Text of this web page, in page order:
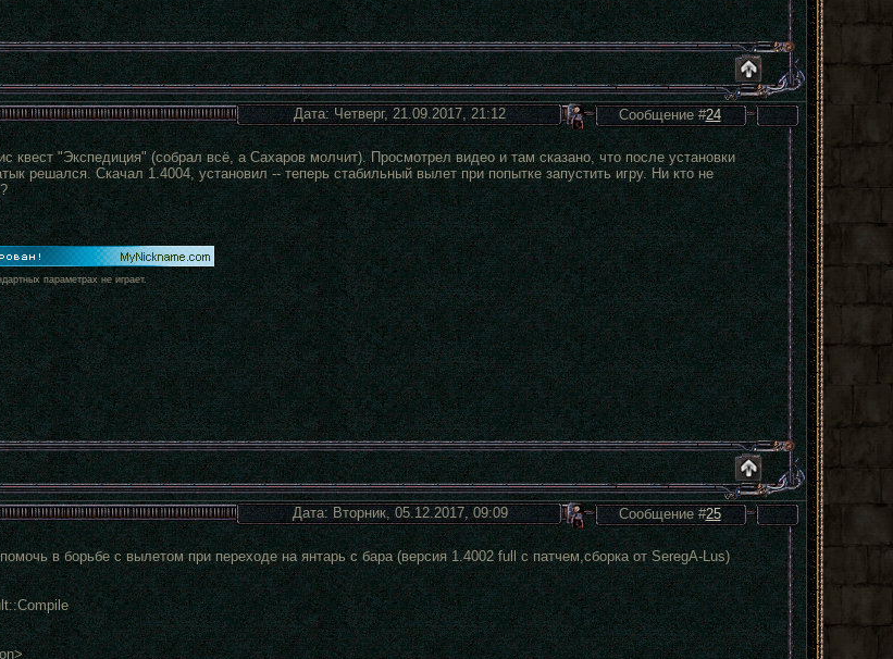
Дата: Четверг, 21.09.2017, 21:12 Сообщение #24
квест "Экспедиция" (собрал всё, а Сахаров молчит). Просмотрел видео и там сказано, что после установки
решался. Скачал 1.4004, установил -- теперь стабильный вылет при попытке запустить игру. Ни кто не
параметрах не играет.
Дата: Вторник, 05.12.2017, 09:09 Сообщение #25
в борьбе с вылетом при переходе на янтарь с бара (версия 1.4002 full с патчем,сборка от SeregA-Lus)